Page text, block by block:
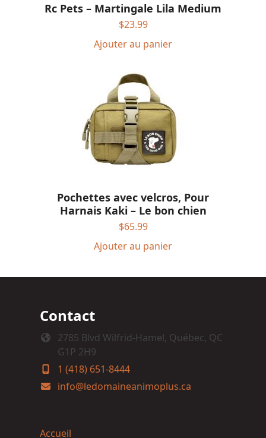
Rc Pets – Martingale Lila Medium
$23.99
Ajouter au panier
Pochettes avec velcros, Pour
Harnais Kaki – Le bon chien
$65.99
Ajouter au panier
Contact
2785 Blvd Wilfrid-Hamel, Québec, QC
G1P 2H9
1 (418) 651-8444
info@ledomaineanimoplus.ca
Accueil